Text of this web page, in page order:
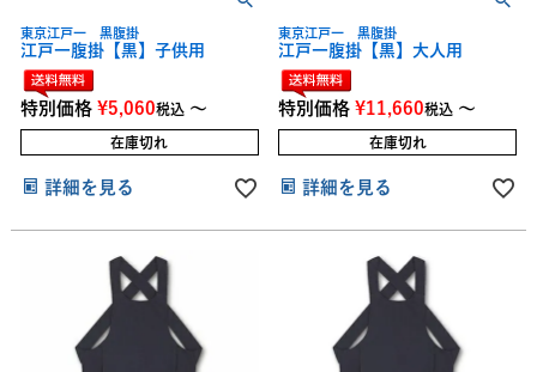
東京江戸一 黒腹掛
江戸一腹掛【黒】子供用
特別価格 ¥5,060税込 〜
在庫切れ
詳細を見る
東京江戸一 黒腹掛
江戸一腹掛【黒】大人用
特別価格 ¥11,660税込 〜
在庫切れ
詳細を見る